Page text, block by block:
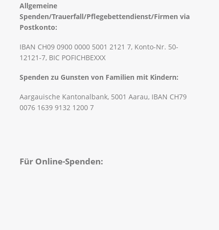
Allgemeine
Spenden/Trauerfall/Pflegebettendienst/Firmen via
Postkonto:
IBAN CH09 0900 0000 5001 2121 7, Konto-Nr. 50-
12121-7, BIC POFICHBEXXX
Spenden zu Gunsten von Familien mit Kindern:
Aargauische Kantonalbank, 5001 Aarau, IBAN CH79
0076 1639 9132 1200 7
Für Online-Spenden: